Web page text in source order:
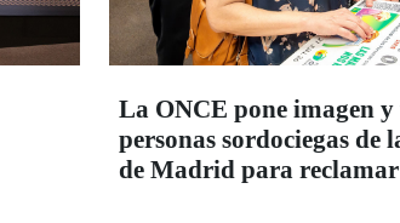
La ONCE pone imagen y
personas sordociegas de
de Madrid para